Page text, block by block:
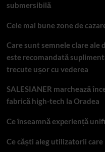
submersibilă
Cele mai bune zone de
Care sunt semnele clare ale
este recomandată
trecute ușor cu vederea
SALESIANER marchează
fabrică high-tech la Oradea
Ce înseamnă experiență
Ce căști aleg utilizatorii care